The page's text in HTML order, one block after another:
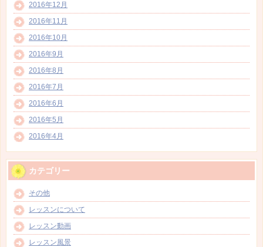
2016年12月
2016年11月
2016年10月
2016年9月
2016年8月
2016年7月
2016年6月
2016年5月
2016年4月
カテゴリー
その他
レッスンについて
レッスン動画
レッスン風景